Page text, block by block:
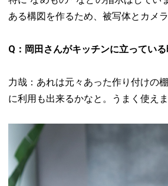
ある構図を作るため、被写体とカメ
Q：岡田さんがキッチンに立ってい
力哉：あれは元々あった作り付けの
に利用も出来るかなと。うまく使えま